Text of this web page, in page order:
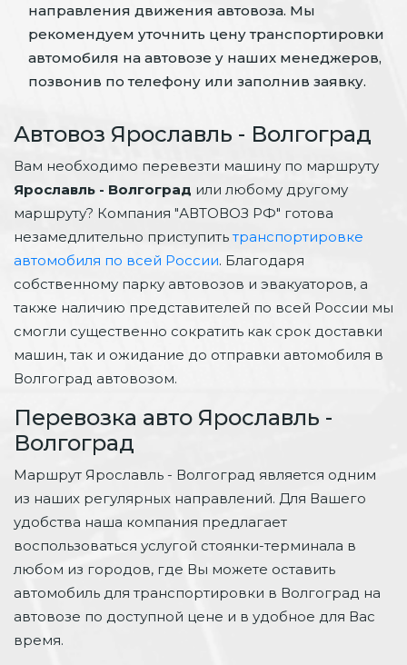
направления движения автовоза. Мы
рекомендуем уточнить цену транспортировки
автомобиля на автовозе у наших менеджеров,
позвонив по телефону или заполнив заявку.
Автовоз Ярославль - Волгоград
Вам необходимо перевезти машину по маршруту
Ярославль - Волгоград или любому другому
маршруту? Компания "АВТОВОЗ РФ" готова
незамедлительно приступитьтранспортировке
автомобиля по всей России. Благодаря
собственному парку автовозов и эвакуаторов, а
также наличию представителей по всей России мы
смогли существенно сократить как срок доставки
машин, так и ожидание до отправки автомобиля в
Волгоград автовозом.
Перевозка авто Ярославль -
Волгоград
Маршрут Ярославль - Волгоград является одним
из наших регулярных направлений. Для Вашего
удобства наша компания предлагает
воспользоваться услугой стоянки-терминала в
любом из городов, где Вы можете оставить
автомобиль для транспортировки в Волгоград на
автовозе по доступной цене и в удобное для Вас
время.